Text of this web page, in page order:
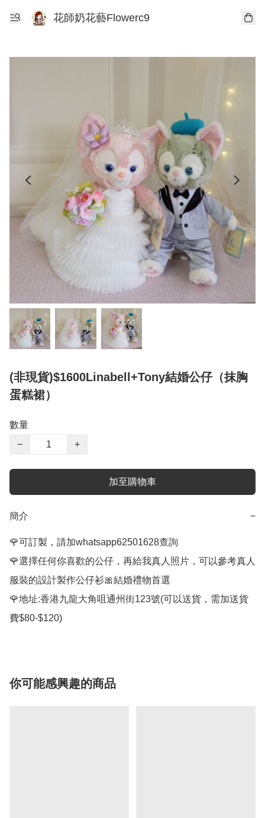
花師奶花藝Flowerc9
(非現貨)$1600Linabell+Tony結婚公仔（抹胸
蛋糕裙）
數量
−
+
加至購物車
簡介 −
🌹可訂製，請加whatsapp62501628查詢
🌹選擇任何你喜歡的公仔，再給我真人照片，可以參考真人
服裝的設計製作公仔衫🎀結婚禮物首選
🌹地址:香港九龍大角咀通州街123號(可以送貨，需加送貨
你可能感興趣的商品